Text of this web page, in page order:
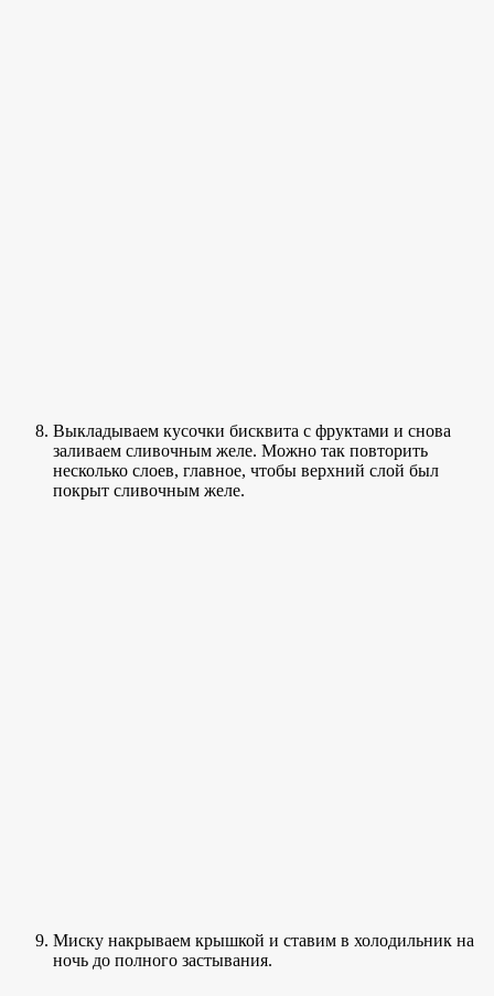
Выкладываем кусочки бисквита с фруктами и снова
заливаем сливочным желе. Можно так повторить
несколько слоев, главное, чтобы верхний слой был
покрыт сливочным желе.
Миску накрываем крышкой и ставим в холодильник на
ночь до полного застывания.